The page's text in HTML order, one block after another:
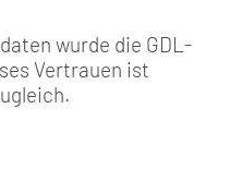
wurde die GDL-
Vertrauen ist